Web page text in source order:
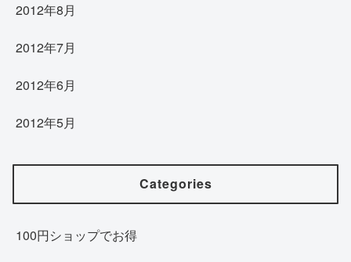
2012年8月
2012年7月
2012年6月
2012年5月
Categories
100円ショップでお得